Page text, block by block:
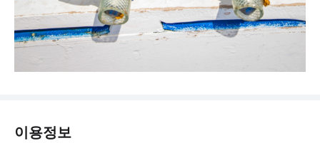
이용정보